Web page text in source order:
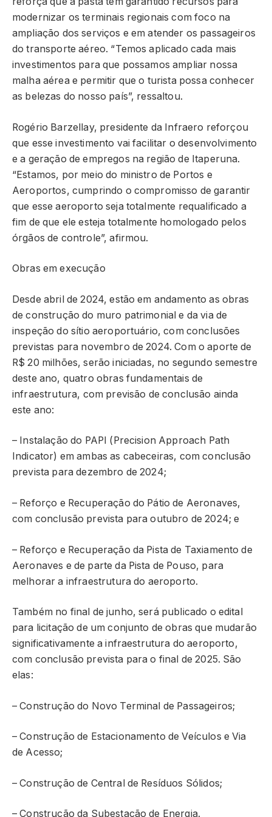
modernizar os terminais regionais com foco na
ampliação dos serviços e em atender os passageiros
do transporte aéreo. “Temos aplicado cada mais
investimentos para que possamos ampliar nossa
malha aérea e permitir que o turista possa conhecer
as belezas do nosso país”, ressaltou.
Rogério Barzellay, presidente da Infraero reforçou
que esse investimento vai facilitar o desenvolvimento
e a geração de empregos na região de Itaperuna.
“Estamos, por meio do ministro de Portos e
Aeroportos, cumprindo o compromisso de garantir
que esse aeroporto seja totalmente requalificado a
fim de que ele esteja totalmente homologado pelos
órgãos de controle”, afirmou.
Obras em execução
Desde abril de 2024, estão em andamento as obras
de construção do muro patrimonial e da via de
inspeção do sítio aeroportuário, com conclusões
previstas para novembro de 2024. Com o aporte de
R$ 20 milhões, serão iniciadas, no segundo semestre
deste ano, quatro obras fundamentais de
infraestrutura, com previsão de conclusão ainda
este ano:
– Instalação do PAPI (Precision Approach Path
Indicator) em ambas as cabeceiras, com conclusão
prevista para dezembro de 2024;
– Reforço e Recuperação do Pátio de Aeronaves,
com conclusão prevista para outubro de 2024; e
– Reforço e Recuperação da Pista de Taxiamento de
Aeronaves e de parte da Pista de Pouso, para
melhorar a infraestrutura do aeroporto.
Também no final de junho, será publicado o edital
para licitação de um conjunto de obras que mudarão
significativamente a infraestrutura do aeroporto,
com conclusão prevista para o final de 2025. São
elas:
– Construção do Novo Terminal de Passageiros;
– Construção de Estacionamento de Veículos e Via
de Acesso;
– Construção de Central de Resíduos Sólidos;
– Construção da Subestação de Energia.